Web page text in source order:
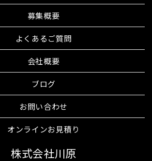
募集概要
よくあるご質問
会社概要
ブログ
お問い合わせ
オンラインお見積り
株式会社川原